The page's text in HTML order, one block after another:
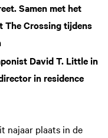
Samen met het
The Crossing tijdens
David T. Little in
in residence
najaar plaats in de